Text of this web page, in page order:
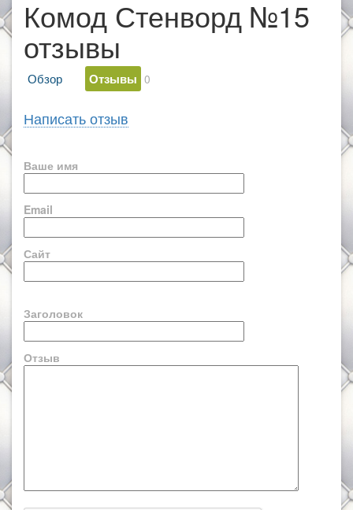
Комод Стенворд №15
отзывы
Обзор Отзывы 0
Написать отзыв
Ваше имя
Email
Сайт
Заголовок
Отзыв